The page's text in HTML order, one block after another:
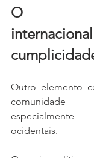
O
Outro elemento
ocidentais.